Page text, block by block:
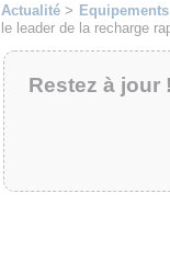
• TRANSPORT
• SUPPLY / CHAIN
Actualité > Equipements
le leader de la recharge
Restez à jour